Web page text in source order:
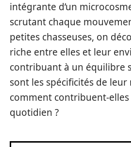
intégrante d’un
scrutant chaque
petites chasseuses, on
riche entre elles et leur
contribuant à un équilibre
sont les spécificités de
comment contribuent-
quotidien ?